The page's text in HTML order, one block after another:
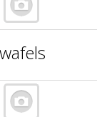
wafels